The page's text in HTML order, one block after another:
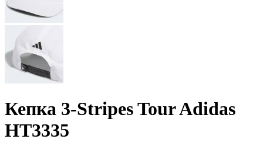
Кепка 3-Stripes Tour Adidas
HT3335